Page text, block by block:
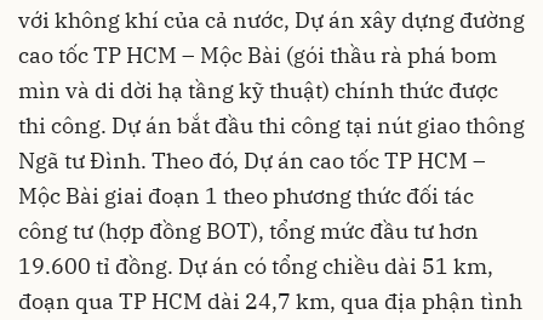
với không khí của cả nước, Dự án xây dựng đường
cao tốc TP HCM – Mộc Bài (gói thầu rà phá bom
mìn và di dời hạ tầng kỹ thuật) chính thức được
thi công. Dự án bắt đầu thi công tại nút giao thông
Ngã tư Đình. Theo đó, Dự án cao tốc TP HCM –
Mộc Bài giai đoạn 1 theo phương thức đối tác
công tư (hợp đồng BOT), tổng mức đầu tư hơn
19.600 tỉ đồng. Dự án có tổng chiều dài 51 km,
đoạn qua TP HCM dài 24,7 km, qua địa phận tình